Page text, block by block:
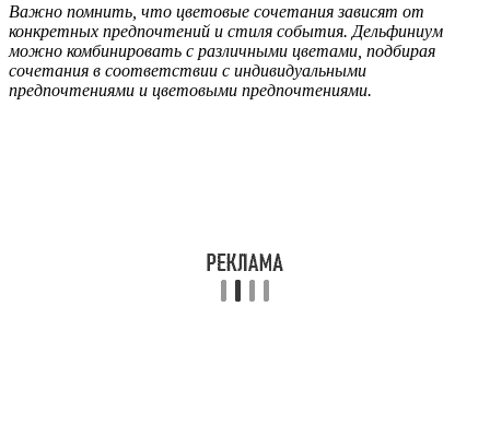
Важно помнить, что цветовые сочетания зависят от
конкретных предпочтений и стиля события. Дельфиниум
можно комбинировать с различными цветами, подбирая
сочетания в соответствии с индивидуальными
предпочтениями и цветовыми предпочтениями.